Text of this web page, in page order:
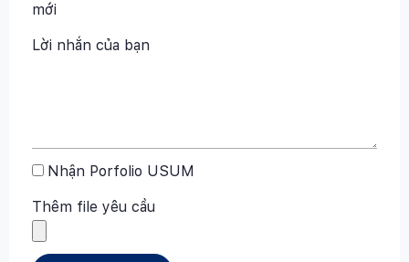
mới
Lời nhắn của bạn
Nhận Porfolio USUM
Thêm file yêu cầu